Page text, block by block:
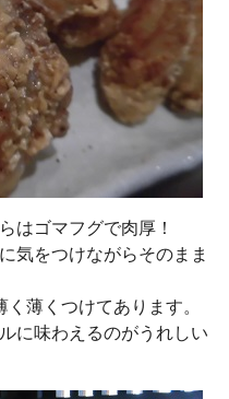
はゴマフグで肉厚！
気をつけながらそのまま
薄くつけてあります。
に味わえるのがうれしい